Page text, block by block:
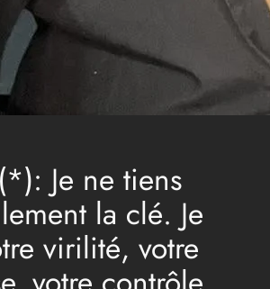
Je ne tiens
la clé. Je
virilité, votre